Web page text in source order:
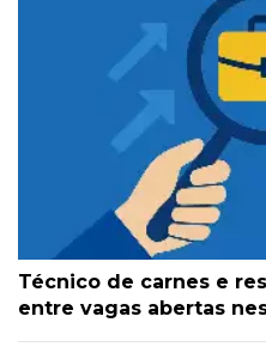
Técnico de carnes e
entre vagas abertas